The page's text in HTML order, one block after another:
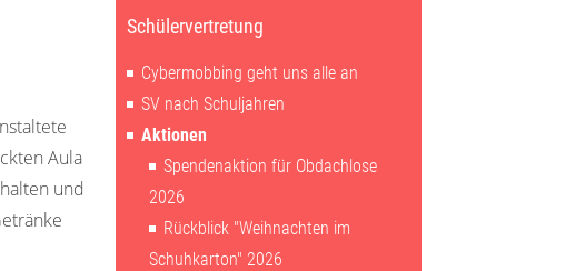
Aula
und
Schülervertretung
Cybermobbing geht uns alle an
SV nach Schuljahren
Aktionen
Spendenaktion für Obdachlose
2026
Rückblick "Weihnachten im
Schuhkarton" 2026